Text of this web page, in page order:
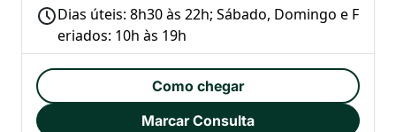
Dias úteis: 8h30 às 22h; Sábado, Domingo e F
eriados: 10h às 19h
Como chegar
Marcar Consulta